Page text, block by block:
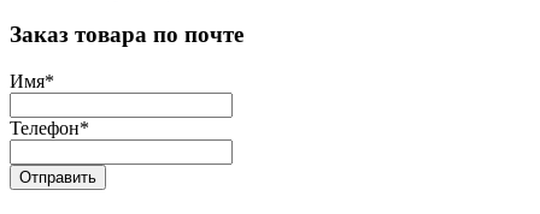
Заказ товара по почте
Имя*
Телефон*
Отправить